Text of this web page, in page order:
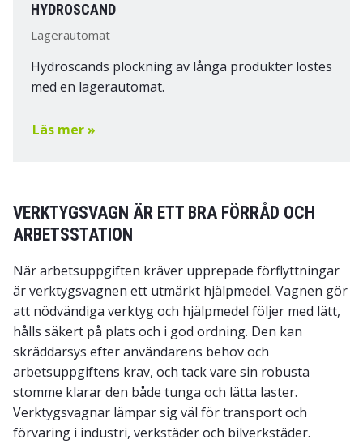
HYDROSCAND
Lagerautomat
Hydroscands plockning av långa produkter löstes
med en lagerautomat.
Läs mer »
VERKTYGSVAGN ÄR ETT BRA FÖRRÅD OCH
ARBETSSTATION
När arbetsuppgiften kräver upprepade förflyttningar
är verktygsvagnen ett utmärkt hjälpmedel. Vagnen gör
att nödvändiga verktyg och hjälpmedel följer med lätt,
hålls säkert på plats och i god ordning. Den kan
skräddarsys efter användarens behov och
arbetsuppgiftens krav, och tack vare sin robusta
stomme klarar den både tunga och lätta laster.
Verktygsvagnar lämpar sig väl för transport och
förvaring i industri, verkstäder och bilverkstäder.